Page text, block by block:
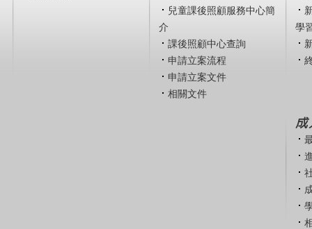
兒童課後照顧服務中心簡
介
課後照顧中心查詢
申請立案流程
申請立案文件
相關文件
學